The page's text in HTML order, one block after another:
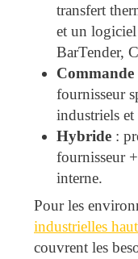
transfert
et un
BarTender,
Commande
fournisseur
industriels et
Hybride :
fournisseur
interne.
Pour les
industrielles
couvrent les